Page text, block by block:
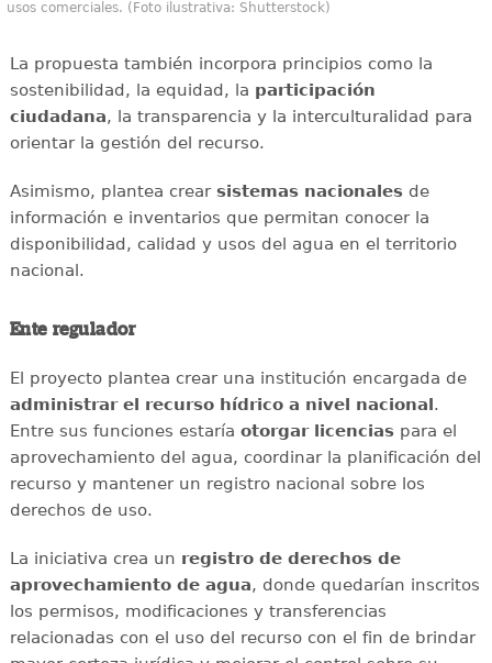
usos comerciales. (Foto ilustrativa: Shutterstock)
La propuesta también incorpora principios como la
sostenibilidad, la equidad, la participación
ciudadana, la transparencia y la interculturalidad para
orientar la gestión del recurso.
Asimismo, plantea crear sistemas nacionalesde
información e inventarios que permitan conocer la
disponibilidad, calidad y usos del agua en el territorio
nacional.
Ente regulador
El proyecto plantea crear una institución encargada de
administrar el recurso hídrico a nivel nacional.
Entre sus funciones estaría otorgar licenciaspara el
aprovechamiento del agua, coordinar la planificación del
recurso y mantener un registro nacional sobre los
derechos de uso.
La iniciativa crea un registro de derechos de
aprovechamiento de agua, donde quedarían inscritos
los permisos, modificaciones y transferencias
relacionadas con el uso del recurso con el fin de brindar